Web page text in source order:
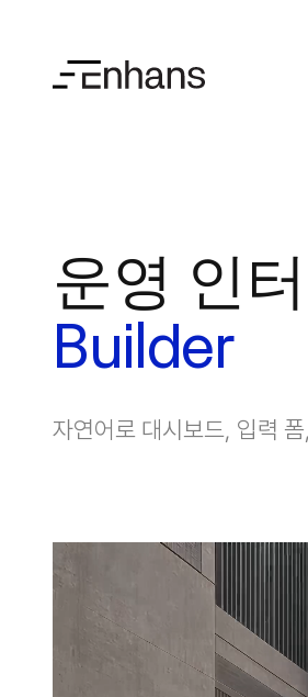
운영 인
Builder
자연어로 대시보드, 입력